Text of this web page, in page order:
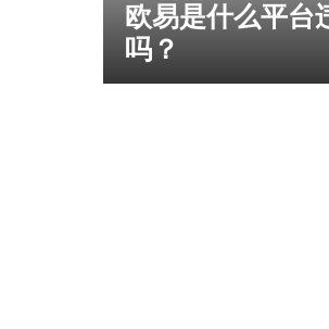
欧易是什么平台
吗？